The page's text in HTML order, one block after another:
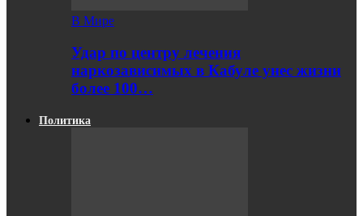
В Мире
Удар по центру лечения
наркозависимых в Кабуле унес жизни
более 100…
Политика